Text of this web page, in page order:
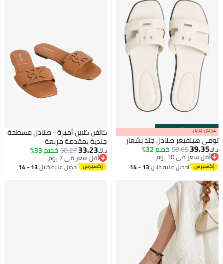
00m:00s
·باقي 100%
3
عرض برق
تومي هيلفيغر صنادل جلد بشعار
د.ك‏39.35
58.65خصم 32%
أقل سعر في 30 يوم
أقل سعر في 30 يوماحصل عليه خلال 13 - 14
5
كالفن كلاين أميرة - صنادل مسطحة
جلدية بمقدمة مربعة
د.ك‏33.23
50.27خصم 33%
أقل سعر في 7 يوم
أقل سعر في 7 يوماحصل عليه خلال 13 - 14